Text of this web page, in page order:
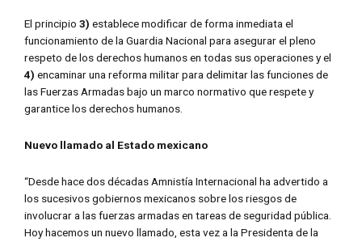
El principio 3) establece modificar de forma inmediata el
funcionamiento de la Guardia Nacional para asegurar el pleno
respeto de los derechos humanos en todas sus operaciones y el
4) encaminar una reforma militar para delimitar las funciones de
las Fuerzas Armadas bajo un marco normativo que respete y
garantice los derechos humanos.
Nuevo llamado al Estado mexicano
“Desde hace dos décadas Amnistía Internacional ha advertido a
los sucesivos gobiernos mexicanos sobre los riesgos de
involucrar a las fuerzas armadas en tareas de seguridad pública.
Hoy hacemos un nuevo llamado, esta vez a la Presidenta de la